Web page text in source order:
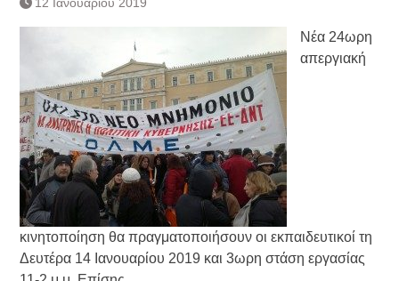
Κατάργηση βιβλιαρίων Υγείας
Ημερήσιο Δελτίο Τιμών
Συναλλάγματος &
Τραπεζογραμματίων 7-3-2019
Ημερήσιο Δελτίο Τιμών
Συναλλάγματος &
Τραπεζογραμματίων 4-3-2019
Κάθοδος αγροτών
Δικαιοσύνη
Νέα 24ωρη
απεργιακή
κινητοποίηση θα πραγματοποιήσουν οι εκπαιδευτικοί τη
Δευτέρα 14 Ιανουαρίου 2019 και 3ωρη στάση εργασίας